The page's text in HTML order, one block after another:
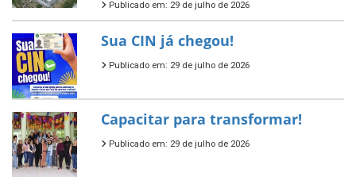
Publicado em: 29 de julho de 2026
Sua CIN já chegou!
Publicado em: 29 de julho de 2026
Capacitar para transformar!
Publicado em: 29 de julho de 2026